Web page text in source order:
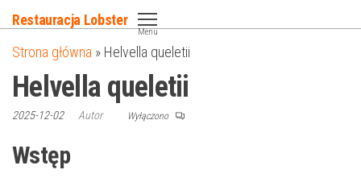
do
treści
Restauracja Lobster
Menu
Strona główna » Helvella queletii
Helvella queletii
2025-12-02 Autor Wyłączono
Wstęp